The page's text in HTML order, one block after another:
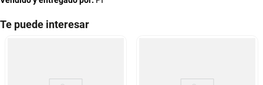
Te puede interesar